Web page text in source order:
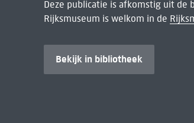
Deze publicatie is afkomstig uit de
Rijksmuseum is welkom in de
Bekijk in bibliotheek